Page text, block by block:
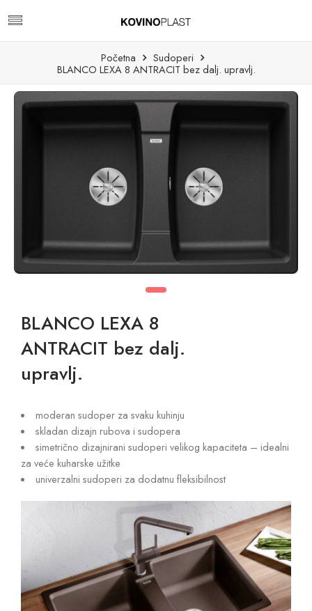
Početna
Sudoperi
BLANCO LEXA 8 ANTRACIT bez dalj. upravlj.
BLANCO LEXA 8
ANTRACIT bez dalj.
upravlj.
moderan sudoper za svaku kuhinju
skladan dizajn rubova i sudopera
simetrično dizajnirani sudoperi velikog kapaciteta – idealni
za veće kuharske užitke
univerzalni sudoperi za dodatnu fleksibilnost